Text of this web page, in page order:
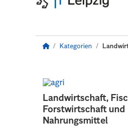
Kategorien
Landwirtschaft,
Forstwirtschaft und
Nahrungsmittel